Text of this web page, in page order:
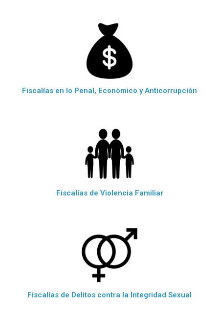
Fiscalías en lo Penal, Econòmico y Anticorrupciòn
Fiscalías de Violencia Familiar
Fiscalías de Delitos contra la Integridad Sexual